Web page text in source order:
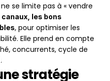
se limite pas à « vendre
les bons
, pour optimiser les
Elle prend en compte
concurrents, cycle de
stratégie